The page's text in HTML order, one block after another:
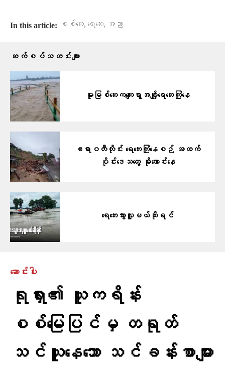
In this article: စစ်ဘေး, ရေဘေး, အညာ
ဆက်စပ်သတင်းများ
မူးမြစ်ဘေးကကျေးရွာအချို့ရေဘေးကြုံနေ
ဧရာဝတီတိုင်း ရေဘေးကြုံနေစဉ် အထက်
ပိုင်းဒေသတွေ မိုးကောင်းနေ
ရေဘေးသွားလှူမယ်ဆိုရင်
ဆောင်းပါး
ရုရှား၏ ယူကရိန်း
စစ်မြေပြင်မှ တရုတ်
သင်ယူနေသော သင်ခန်းစာများ